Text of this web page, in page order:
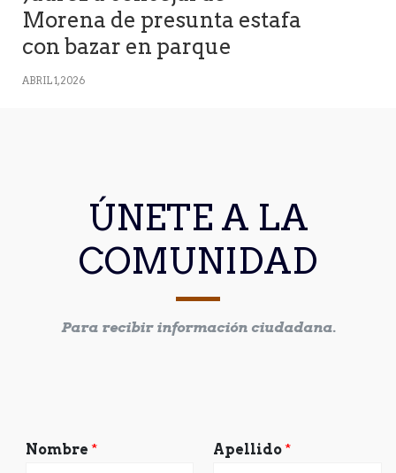
Morena de presunta estafa
con bazar en parque
ABRIL 1, 2026
ÚNETE A LA
COMUNIDAD
Para recibir información ciudadana.
Nombre * Apellido *